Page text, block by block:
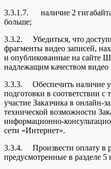
3.3.1.7. наличие 2
больше;
3.3.2. Убедиться, что
фрагменты видео записей,
и опубликованные на сайте
надлежащим качеством видео
3.3.3. Обеспечить наличие у
подготовки в соответствии
участие Заказчика в онлайн-
технической возможности
информационно-
сети «Интернет».
3.3.4. Произвести оплату в
предусмотренные в разделе